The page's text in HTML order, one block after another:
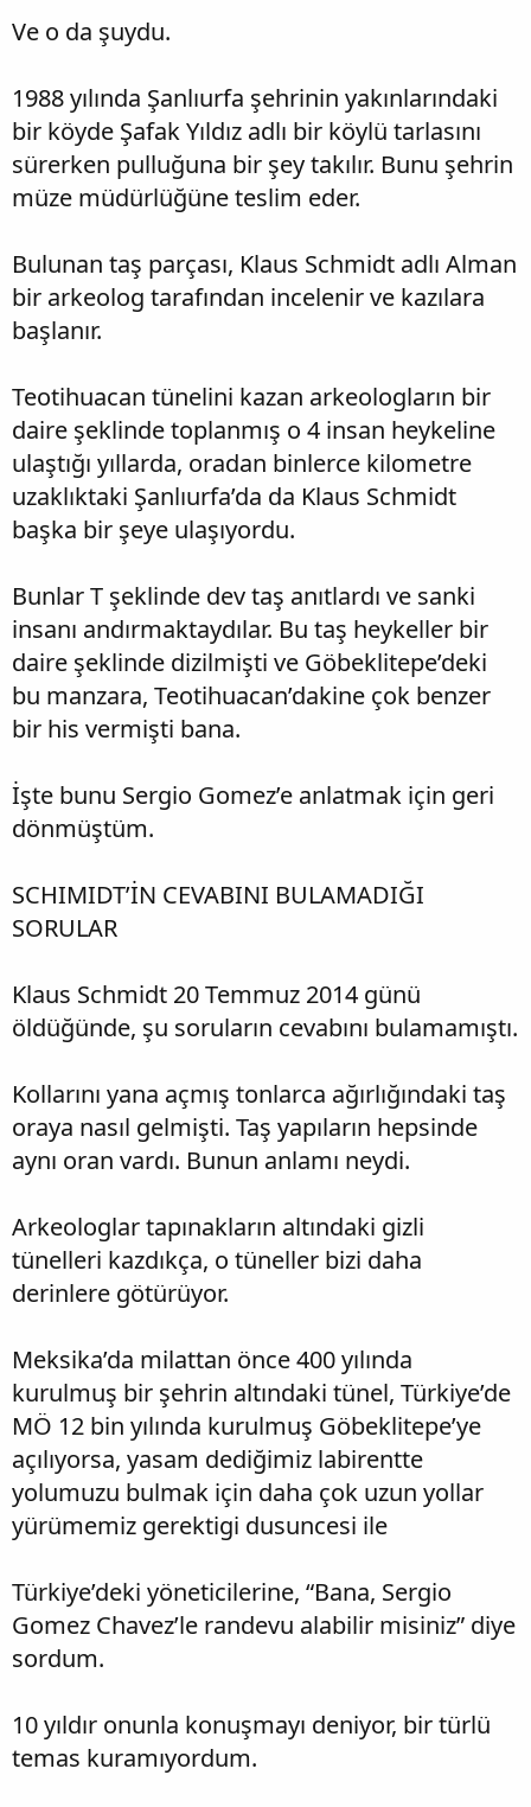
Ve o da şuydu.
1988 yılında Şanlıurfa şehrinin yakınlarındaki
bir köyde Şafak Yıldız adlı bir köylü tarlasını
sürerken pulluğuna bir şey takılır. Bunu şehrin
müze müdürlüğüne teslim eder.
Bulunan taş parçası, Klaus Schmidt adlı Alman
bir arkeolog tarafından incelenir ve kazılara
başlanır.
Teotihuacan tünelini kazan arkeologların bir
daire şeklinde toplanmış o 4 insan heykeline
ulaştığı yıllarda, oradan binlerce kilometre
uzaklıktaki Şanlıurfa’da da Klaus Schmidt
başka bir şeye ulaşıyordu.
Bunlar T şeklinde dev taş anıtlardı ve sanki
insanı andırmaktaydılar. Bu taş heykeller bir
daire şeklinde dizilmişti ve Göbeklitepe’deki
bu manzara, Teotihuacan’dakine çok benzer
bir his vermişti bana.
İşte bunu Sergio Gomez’e anlatmak için geri
dönmüştüm.
SCHIMIDT’İN CEVABINI BULAMADIĞI
SORULAR
Klaus Schmidt 20 Temmuz 2014 günü
öldüğünde, şu soruların cevabını bulamamıştı.
Kollarını yana açmış tonlarca ağırlığındaki taş
oraya nasıl gelmişti. Taş yapıların hepsinde
aynı oran vardı. Bunun anlamı neydi.
Arkeologlar tapınakların altındaki gizli
tünelleri kazdıkça, o tüneller bizi daha
derinlere götürüyor.
Meksika’da milattan önce 400 yılında
kurulmuş bir şehrin altındaki tünel, Türkiye’de
MÖ 12 bin yılında kurulmuş Göbeklitepe’ye
açılıyorsa, yasam dediğimiz labirentte
yolumuzu bulmak için daha çok uzun yollar
yürümemiz gerektigi dusuncesi ile
Türkiye’deki yöneticilerine, “Bana, Sergio
Gomez Chavez’le randevu alabilir misiniz” diye
sordum.
10 yıldır onunla konuşmayı deniyor, bir türlü
temas kuramıyordum.